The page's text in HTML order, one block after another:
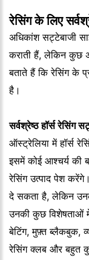
रेसिंग के लिए
अधिकांश सट्टेबाजी
कराती हैं, लेकिन कुछ
बताते हैं कि रेसिंग के
है।
सर्वश्रेष्ठ हॉर्स रेसिंग
ऑस्ट्रेलिया में हॉर्स
इसमें कोई आश्चर्य की
रेसिंग उत्पाद पेश
दे सकता है, लेकिन
उनकी कुछ विशेषताओं
बेटिंग, मुफ़्त ब्लैकबुक,
रेसिंग क्लब और बहुत